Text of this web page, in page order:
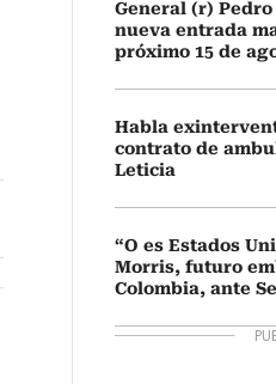
General (r)
nueva entrada
próximo 15 de
Habla
contrato de
Leticia
“O es Estados
Morris, futuro
Colombia, ante